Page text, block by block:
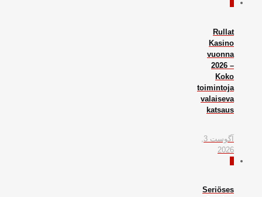
Rullat
Kasino
vuonna
2026 –
Koko
toimintoja
valaiseva
katsaus
2026
Seriöses